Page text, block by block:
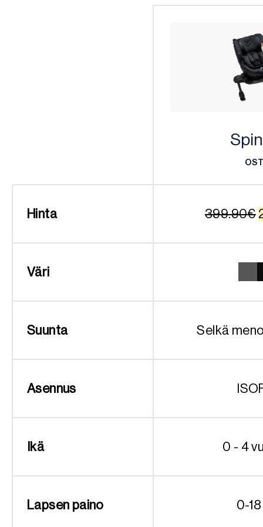
Hinta 399.90€
Väri
Suunta Selkä
Asennus
Ikä 0 - 4
Lapsen paino 0-